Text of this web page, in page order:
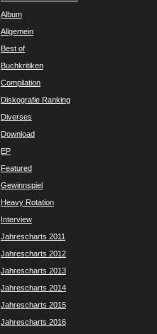
Album
Allgemein
Best of
Buchkritiken
Compilation
Diskografie Ranking
Diverses
Download
EP
Featured
Gewinnspiel
Heavy Rotation
Interview
Jahrescharts 2011
Jahrescharts 2012
Jahrescharts 2013
Jahrescharts 2014
Jahrescharts 2015
Jahrescharts 2016